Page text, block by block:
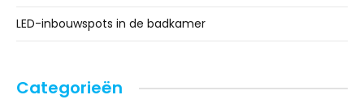
LED-inbouwspots in de badkamer
Categorieën